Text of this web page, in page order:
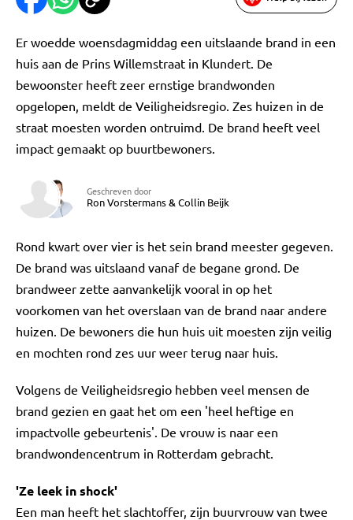
Er woedde woensdagmiddag een uitslaande brand in een
huis aan de Prins Willemstraat in Klundert. De
bewoonster heeft zeer ernstige brandwonden
opgelopen, meldt de Veiligheidsregio. Zes huizen in de
straat moesten worden ontruimd. De brand heeft veel
impact gemaakt op buurtbewoners.
Geschreven door
Ron Vorstermans&Collin Beijk
Rond kwart over vier is het sein brand meester gegeven.
De brand was uitslaand vanaf de begane grond. De
brandweer zette aanvankelijk vooral in op het
voorkomen van het overslaan van de brand naar andere
huizen. De bewoners die hun huis uit moesten zijn veilig
en mochten rond zes uur weer terug naar huis.
Volgens de Veiligheidsregio hebben veel mensen de
brand gezien en gaat het om een 'heel heftige en
impactvolle gebeurtenis'. De vrouw is naar een
brandwondencentrum in Rotterdam gebracht.
'Ze leek in shock'
Een man heeft het slachtoffer, zijn buurvrouw van twee